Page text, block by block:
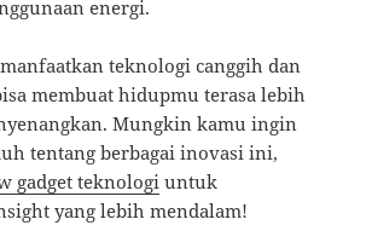
energi.
teknologi canggih dan
membuat hidupmu terasa lebih
Mungkin kamu ingin
tentang berbagai inovasi ini,
gadget teknologi untuk
yang lebih mendalam!